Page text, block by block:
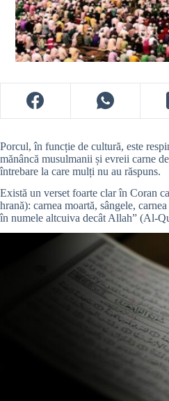
Porcul, în funcție de cultură, este
mănâncă musulmanii și evreii carne
întrebare la care mulți nu au răspuns.
Există un verset foarte clar în Coran
hrană): carnea moartă, sângele,
în numele altcuiva decât Allah” (Al-